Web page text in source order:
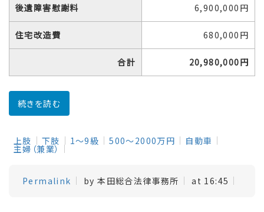
後遺障害慰謝料 6,900,000円
住宅改造費 680,000円
合計 20,980,000円
続きを読む
上肢 下肢 1～9級 500～2000万円 自動車
主婦（兼業）
Permalink by 本田総合法律事務所 at 16:45